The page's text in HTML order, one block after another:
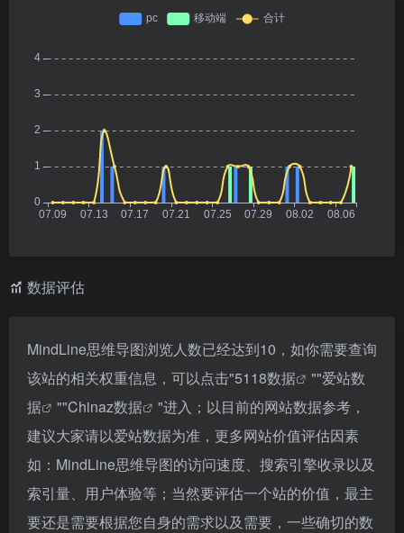
数据评估
MindLine思维导图浏览人数已经达到10，如你需要查询
该站的相关权重信息，可以点击"5118数据 ""爱站数
据
""Chinaz数据
"进入；以目前的网站数据参考，
建议大家请以爱站数据为准，更多网站价值评估因素
如：MindLine思维导图的访问速度、搜索引擎收录以及
索引量、用户体验等；当然要评估一个站的价值，最主
要还是需要根据您自身的需求以及需要，一些确切的数